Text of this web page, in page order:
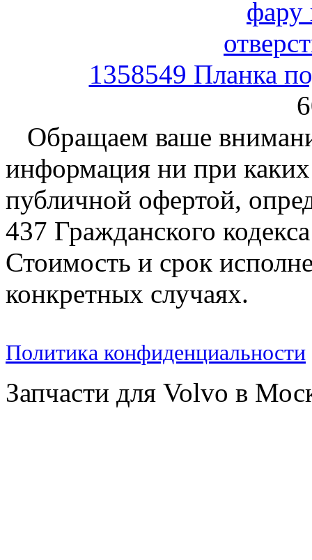
1358549 Планка
Обращаем ваше
информация ни при каких
публичной офертой,
437 Гражданского
Стоимость и срок
конкретных случаях.
Политика конфиденциальности
Запчасти для Volvo в